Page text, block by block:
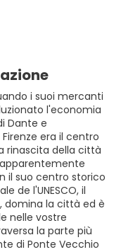
i suoi mercanti
l'economia
Dante e
era il centro
rinascita della città
il suo centro storico
de l'UNESCO, il
domina la città ed è
nelle vostre
la parte più
di Ponte Vecchio